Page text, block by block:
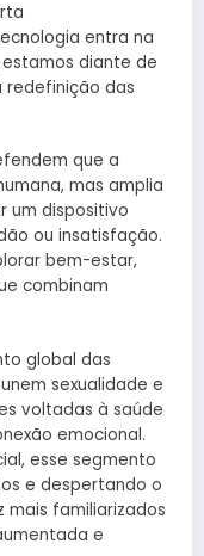
entra na
diante de
redefinição das
que a
mas amplia
um dispositivo
ou insatisfação.
bem-estar,
combinam
global das
sexualidade e
voltadas à saúde
emocional.
esse segmento
e despertando o
mais familiarizados
e